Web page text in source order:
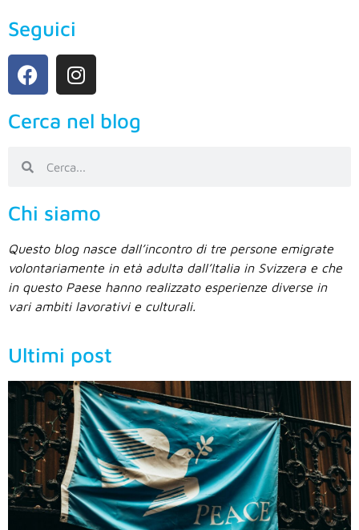
Seguici
Cerca nel blog
Chi siamo
Questo blog nasce dall’incontro di tre persone emigrate
volontariamente in età adulta dall’Italia in Svizzera e che
in questo Paese hanno realizzato esperienze diverse in
vari ambiti lavorativi e culturali.
Ultimi post